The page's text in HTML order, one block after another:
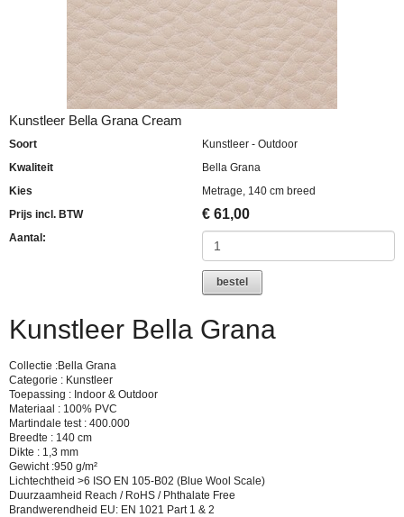
Kunstleer Bella Grana Cream
Soort
Kunstleer - Outdoor
Kwaliteit
Bella Grana
Kies
Metrage, 140 cm breed
Prijs incl. BTW
€ 61,00
Aantal:
bestel
Kunstleer Bella Grana
Collectie :Bella Grana
Categorie : Kunstleer
Toepassing : Indoor & Outdoor
Materiaal : 100% PVC
Martindale test : 400.000
Breedte : 140 cm
Dikte : 1,3 mm
Gewicht :950 g/m²
Lichtechtheid >6 ISO EN 105-B02 (Blue Wool Scale)
Duurzaamheid Reach / RoHS / Phthalate Free
Brandwerendheid EU: EN 1021 Part 1 & 2